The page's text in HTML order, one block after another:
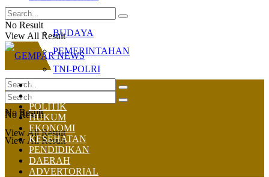
BUDAYA
PEMERINTAHAN
TNI-POLRI
No Result
View All Result
No Result
View All Result
No Result
View All Result
HOME
NASIONAL
POLITIK
HUKUM
EKONOMI
KESEHATAN
PENDIDIKAN
DAERAH
ADVERTORIAL